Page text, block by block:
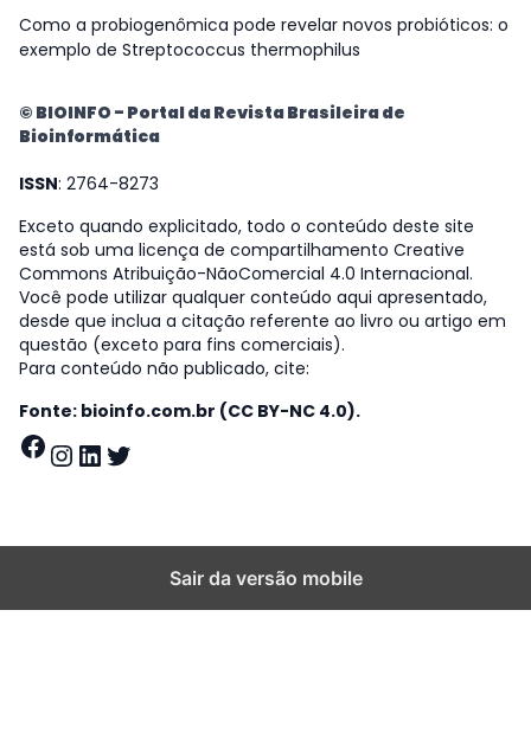
Como a probiogenômica pode revelar novos probióticos: o
exemplo de Streptococcus thermophilus
© BIOINFO - Portal da Revista Brasileira de
Bioinformática
ISSN: 2764-8273
Exceto quando explicitado, todo o conteúdo deste site
está sob uma licença de compartilhamento Creative
Commons Atribuição-NãoComercial 4.0 Internacional.
Você pode utilizar qualquer conteúdo aqui apresentado,
desde que inclua a citação referente ao livro ou artigo em
questão (exceto para fins comerciais).
Para conteúdo não publicado, cite:
Fonte: bioinfo.com.br (CC BY-NC 4.0).
Facebook
Instagram
LinkedIn
Twitter
Sair da versão mobile